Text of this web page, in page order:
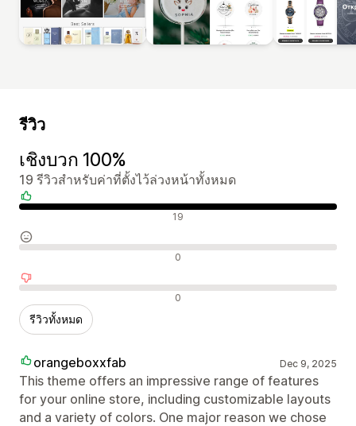
รีวิว
เชิงบวก 100%
19 รีวิวสำหรับค่าที่ตั้งไว้ล่วงหน้าทั้งหมด
รีวิวเชิงบวก 19
รีวิวที่เป็นกลาง 0
รีวิวเชิงลบ 0
รีวิวทั้งหมด
orangeboxxfab Dec 9, 2025
This theme offers an impressive range of features
for your online store, including customizable layouts
and a variety of colors. One major reason we chose